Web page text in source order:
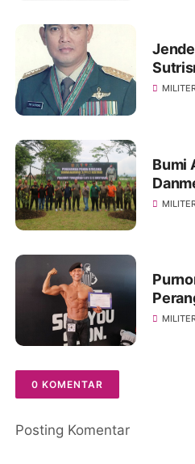
Bumi
Body
0 KOMENTAR
Posting Komentar